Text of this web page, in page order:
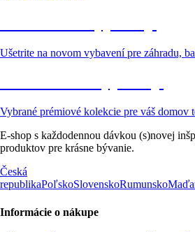
Ušetrite na novom vybavení pre záhradu,
Vybrané prémiové kolekcie pre váš domov
E-shop s každodennou dávkou (s)novej
produktov pre krásne bývanie.
Česká
republikaPoľskoSlovenskoRumunsko
Informácie o nákupe